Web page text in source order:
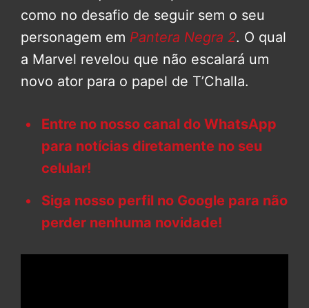
como no desafio de seguir sem o seu
personagem em Pantera Negra 2. O qual
a Marvel revelou que não escalará um
novo ator para o papel de T’Challa.
Entre no nosso canal do WhatsApp
para notícias diretamente no seu
celular!
Siga nosso perfil no Google para não
perder nenhuma novidade!